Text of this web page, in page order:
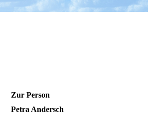
Zur Person
Petra Andersch